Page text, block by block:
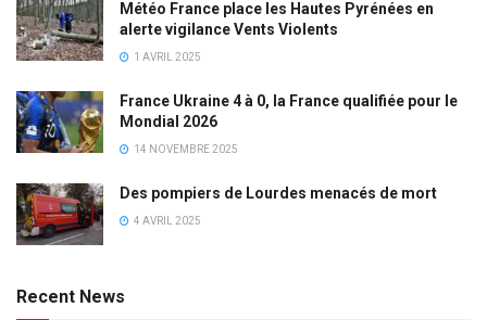
Météo France place les Hautes Pyrénées en
alerte vigilance Vents Violents
1 AVRIL 2025
France Ukraine 4 à 0, la France qualifiée pour le
Mondial 2026
14 NOVEMBRE 2025
Des pompiers de Lourdes menacés de mort
4 AVRIL 2025
Recent News